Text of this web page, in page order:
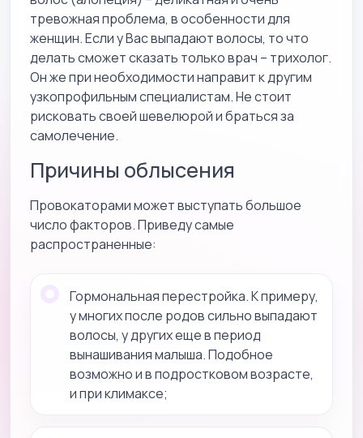
тревожная проблема, в особенности для
женщин. Если у Вас выпадают волосы, то что
делать сможет сказать только врач – трихолог.
Он же при необходимости направит к другим
узкопрофильным специалистам. Не стоит
рисковать своей шевелюрой и браться за
самолечение.
Причины облысения
Провокаторами может выступать большое
число факторов. Приведу самые
распространенные:
Гормональная перестройка. К примеру,
у многих после родов сильно выпадают
волосы, у других еще в период
вынашивания малыша. Подобное
возможно и в подростковом возрасте,
и при климаксе;